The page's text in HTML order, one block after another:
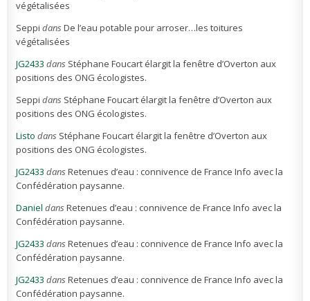
végétalisées
Seppi dansDe l’eau potable pour arroser…les toitures
végétalisées
JG2433 dans Stéphane Foucart élargit la fenêtre d’Overton aux
positions des ONG écologistes.
Seppi dans Stéphane Foucart élargit la fenêtre d’Overton aux
positions des ONG écologistes.
Listo dans Stéphane Foucart élargit la fenêtre d’Overton aux
positions des ONG écologistes.
JG2433 dansRetenues d’eau : connivence de France Info avec la
Confédération paysanne.
Daniel dansRetenues d’eau : connivence de France Info avec la
Confédération paysanne.
JG2433 dansRetenues d’eau : connivence de France Info avec la
Confédération paysanne.
JG2433 dansRetenues d’eau : connivence de France Info avec la
Confédération paysanne.